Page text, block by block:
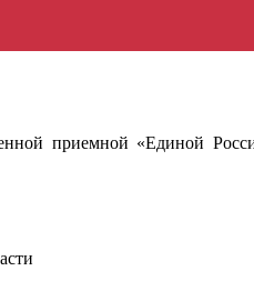
приемной «Единой